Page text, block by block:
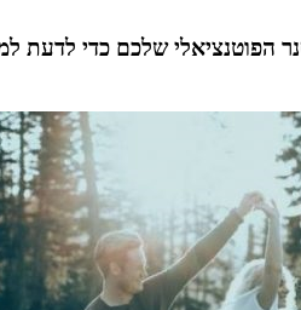
הפוטנציאלי שלכם כדי לדעת